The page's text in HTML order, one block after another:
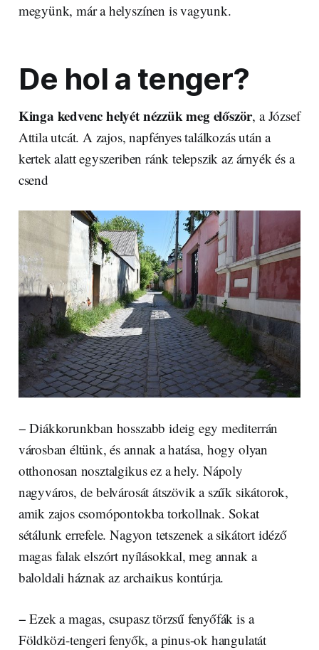
megyünk, már a helyszínen is vagyunk.
De hol a tenger?
Kinga kedvenc helyét nézzük meg először, a József
Attila utcát. A zajos, napfényes találkozás után a
kertek alatt egyszeriben ránk telepszik az árnyék és a
csend
− Diákkorunkban hosszabb ideig egy mediterrán
városban éltünk, és annak a hatása, hogy olyan
otthonosan nosztalgikus ez a hely. Nápoly
nagyváros, de belvárosát átszövik a szűk sikátorok,
amik zajos csomópontokba torkollnak. Sokat
sétálunk errefele. Nagyon tetszenek a sikátort idéző
magas falak elszórt nyílásokkal, meg annak a
baloldali háznak az archaikus kontúrja.
− Ezek a magas, csupasz törzsű fenyőfák is a
Földközi-tengeri fenyők, a pinus-ok hangulatát